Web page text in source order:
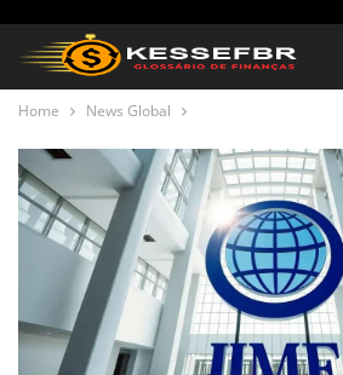
Home News Global